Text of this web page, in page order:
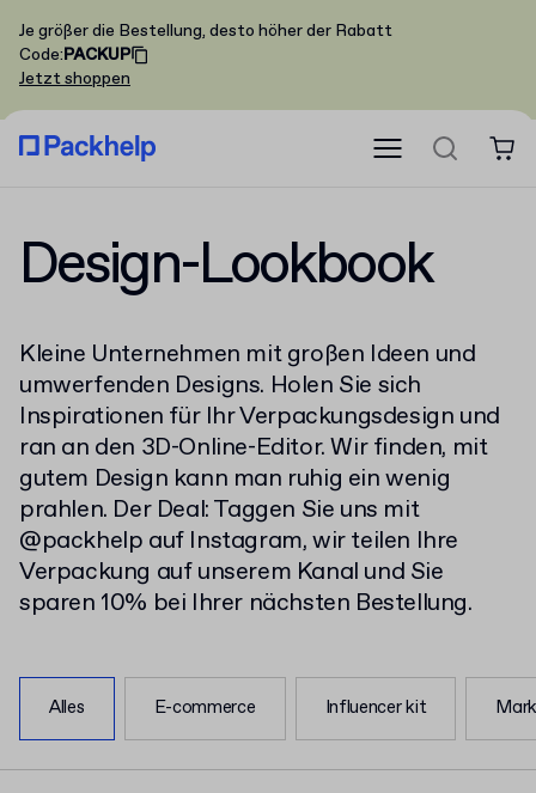
Je größer die Bestellung, desto höher der Rabatt
Code:PACKUP
Jetzt shoppen
Design-Lookbook
Kleine Unternehmen mit großen Ideen und
umwerfenden Designs. Holen Sie sich
Inspirationen für Ihr Verpackungsdesign und
ran an den 3D-Online-Editor. Wir finden, mit
gutem Design kann man ruhig ein wenig
prahlen. Der Deal: Taggen Sie uns mit
@packhelp auf Instagram, wir teilen Ihre
Verpackung auf unserem Kanal und Sie
sparen 10% bei Ihrer nächsten Bestellung.
Alles E-commerce Influencer kit